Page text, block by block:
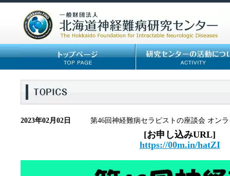
2023年02月02日 第46回神経難病セラピストの座談会 オン
[お申し込みURL]
https://00m.in/hatZI